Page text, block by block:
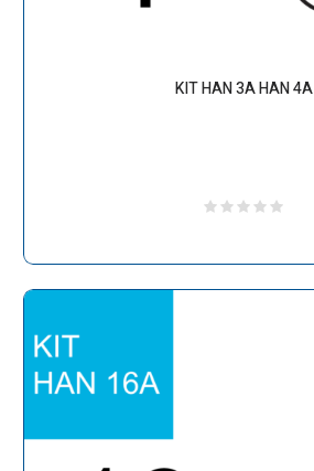
KIT HAN 3A HAN 4A